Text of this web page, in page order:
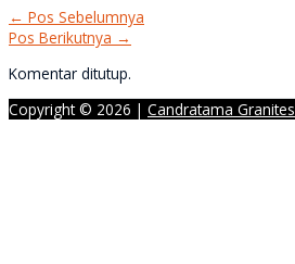
← Pos Sebelumnya
Pos Berikutnya →
Komentar ditutup.
Copyright © 2026 | Candratama Granites